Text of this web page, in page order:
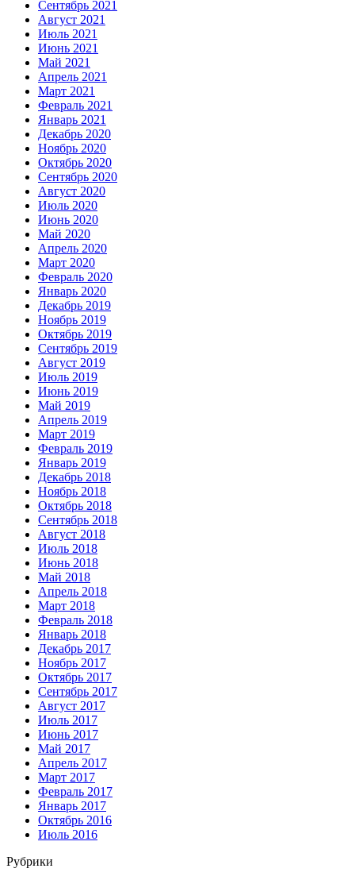
Сентябрь 2021
Август 2021
Июль 2021
Июнь 2021
Май 2021
Апрель 2021
Март 2021
Февраль 2021
Январь 2021
Декабрь 2020
Ноябрь 2020
Октябрь 2020
Сентябрь 2020
Август 2020
Июль 2020
Июнь 2020
Май 2020
Апрель 2020
Март 2020
Февраль 2020
Январь 2020
Декабрь 2019
Ноябрь 2019
Октябрь 2019
Сентябрь 2019
Август 2019
Июль 2019
Июнь 2019
Май 2019
Апрель 2019
Март 2019
Февраль 2019
Январь 2019
Декабрь 2018
Ноябрь 2018
Октябрь 2018
Сентябрь 2018
Август 2018
Июль 2018
Июнь 2018
Май 2018
Апрель 2018
Март 2018
Февраль 2018
Январь 2018
Декабрь 2017
Ноябрь 2017
Октябрь 2017
Сентябрь 2017
Август 2017
Июль 2017
Июнь 2017
Май 2017
Апрель 2017
Март 2017
Февраль 2017
Январь 2017
Октябрь 2016
Июль 2016
Рубрики